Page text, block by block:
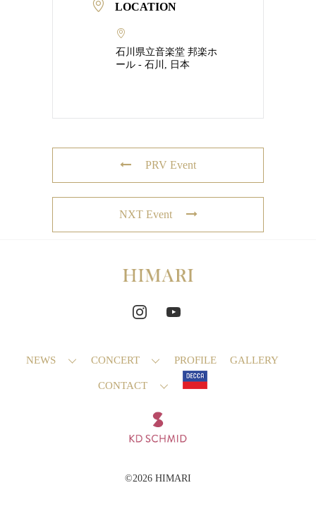
LOCATION
石川県立音楽堂 邦楽ホ
ール - 石川, 日本
PRV Event
NXT Event
NEWS CONCERT PROFILE GALLERY
CONTACT
©2026 HIMARI